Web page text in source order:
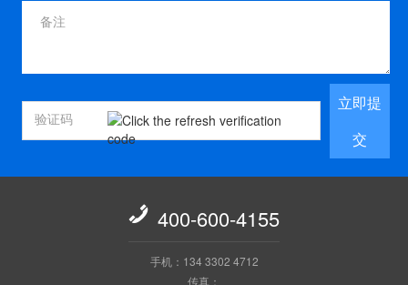
立即提
交
 400-600-4155
手机：134 3302 4712
传真：